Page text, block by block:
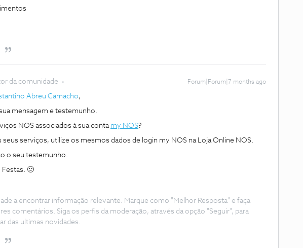
da comunidade Forum|Forum|7 months ago
Abreu Camacho,
mensagem e testemunho.
NOS associados à sua conta my NOS?
seus serviços, utilize os mesmos dados de login my NOS na Loja Online NOS.
o seu testemunho.
Festas. 🙂
a encontrar informação relevante. Marque como "Melhor Resposta" e faça
comentários. Siga os perfis da moderação, através da opção "Seguir", para
das ultimas novidades.